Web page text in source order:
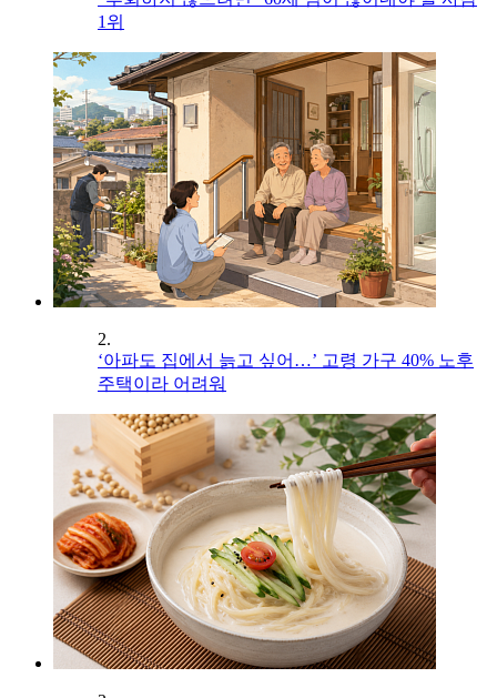
1위
2.
‘아파도 집에서 늙고 싶어…’ 고령 가구 40% 노후
주택이라 어려워